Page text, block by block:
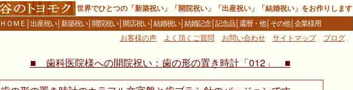
世界でひとつの「新築祝い」「開院祝い」「出産祝い」「結婚祝い」をお作りします
ＨＯＭＥ │出産祝い│新築祝い│開院祝い│開店祝い│結婚祝い│結婚記念│記念品│還暦・他│ その他│企業様用
お客様の声
よく頂くご質問 お問い合わせ サイトマップ ブログ樹
■ 歯科医院様への開院祝い：歯の形の置き時計「012」 ■